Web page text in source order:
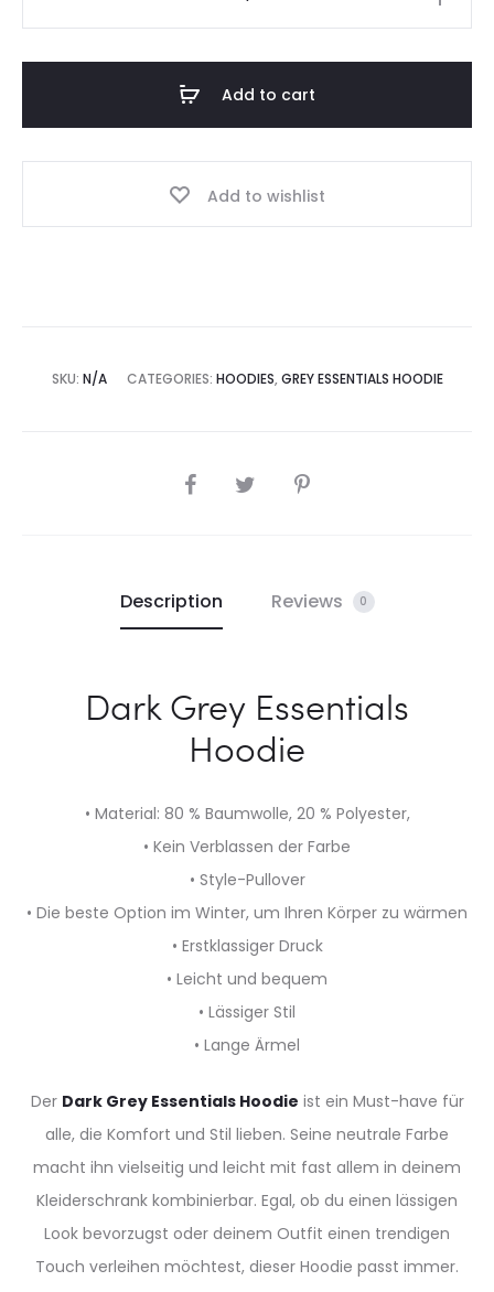
Add to cart
Add to wishlist
SKU: N/A CATEGORIES: HOODIES, GREY ESSENTIALS HOODIE
SHARE
Description Reviews 0
Dark Grey Essentials
Hoodie
• Material: 80 % Baumwolle, 20 % Polyester,
• Kein Verblassen der Farbe
• Style-Pullover
• Die beste Option im Winter, um Ihren Körper zu wärmen
• Erstklassiger Druck
• Leicht und bequem
• Lässiger Stil
• Lange Ärmel
Der Dark Grey Essentials Hoodie ist ein Must-have für
alle, die Komfort und Stil lieben. Seine neutrale Farbe
macht ihn vielseitig und leicht mit fast allem in deinem
Kleiderschrank kombinierbar. Egal, ob du einen lässigen
Look bevorzugst oder deinem Outfit einen trendigen
Touch verleihen möchtest, dieser Hoodie passt immer.